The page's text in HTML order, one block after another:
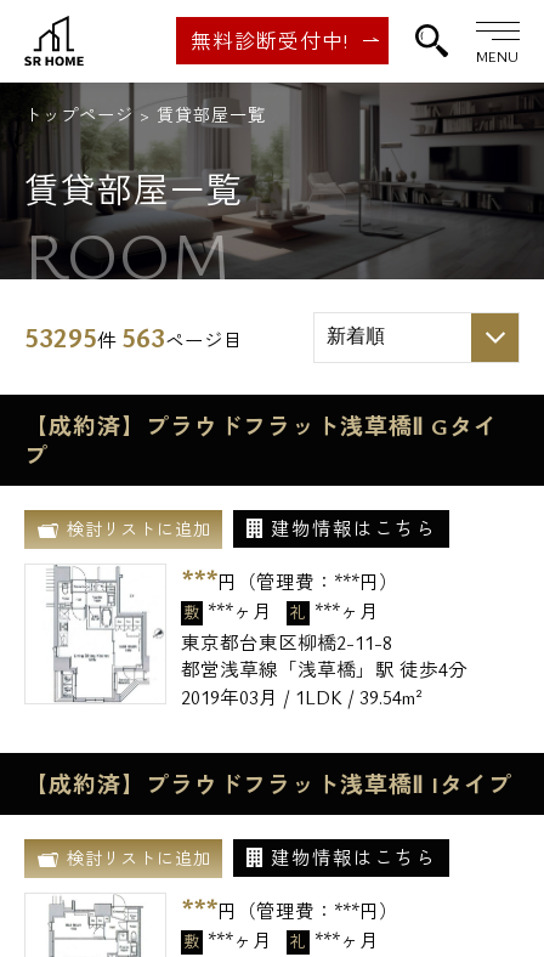
無料診断受付中!
MENU
トップページ 賃貸部屋一覧
賃貸部屋一覧
ROOM
53295件 563ページ目
【成約済】プラウドフラット浅草橋Ⅱ Gタイ
プ
検討リストに追加 建物情報はこちら
***円（管理費： ***円）
敷 ***ヶ月 礼 ***ヶ月
東京都台東区柳橋2-11-8
都営浅草線「浅草橋」駅 徒歩4分
2019年03月 / 1LDK / 39.54m²
【成約済】プラウドフラット浅草橋Ⅱ Iタイプ
検討リストに追加 建物情報はこちら
***円（管理費： ***円）
敷 ***ヶ月 礼 ***ヶ月